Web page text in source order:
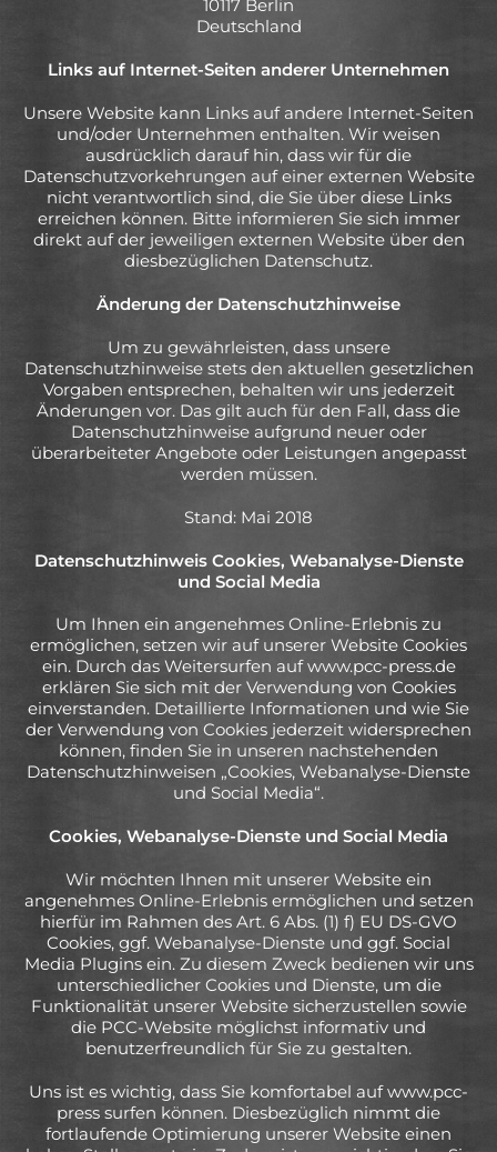
10117 Berlin
Deutschland
Links auf Internet-Seiten anderer Unternehmen
Unsere Website kann Links auf andere Internet-Seiten
und/oder Unternehmen enthalten. Wir weisen
ausdrücklich darauf hin, dass wir für die
Datenschutzvorkehrungen auf einer externen Website
nicht verantwortlich sind, die Sie über diese Links
erreichen können. Bitte informieren Sie sich immer
direkt auf der jeweiligen externen Website über den
diesbezüglichen Datenschutz.
Änderung der Datenschutzhinweise
Um zu gewährleisten, dass unsere
Datenschutzhinweise stets den aktuellen gesetzlichen
Vorgaben entsprechen, behalten wir uns jederzeit
Änderungen vor. Das gilt auch für den Fall, dass die
Datenschutzhinweise aufgrund neuer oder
überarbeiteter Angebote oder Leistungen angepasst
werden müssen.
Stand: Mai 2018
Datenschutzhinweis Cookies, Webanalyse-Dienste
und Social Media
Um Ihnen ein angenehmes Online-Erlebnis zu
ermöglichen, setzen wir auf unserer Website Cookies
ein. Durch das Weitersurfen auf www.pcc-press.de
erklären Sie sich mit der Verwendung von Cookies
einverstanden. Detaillierte Informationen und wie Sie
der Verwendung von Cookies jederzeit widersprechen
können, finden Sie in unseren nachstehenden
Datenschutzhinweisen „Cookies, Webanalyse-Dienste
und Social Media“.
Cookies, Webanalyse-Dienste und Social Media
Wir möchten Ihnen mit unserer Website ein
angenehmes Online-Erlebnis ermöglichen und setzen
hierfür im Rahmen des Art. 6 Abs. (1) f) EU DS-GVO
Cookies, ggf. Webanalyse-Dienste und ggf. Social
Media Plugins ein. Zu diesem Zweck bedienen wir uns
unterschiedlicher Cookies und Dienste, um die
Funktionalität unserer Website sicherzustellen sowie
die PCC-Website möglichst informativ und
benutzerfreundlich für Sie zu gestalten.
Uns ist es wichtig, dass Sie komfortabel auf www.pcc-
press surfen können. Diesbezüglich nimmt die
fortlaufende Optimierung unserer Website einen